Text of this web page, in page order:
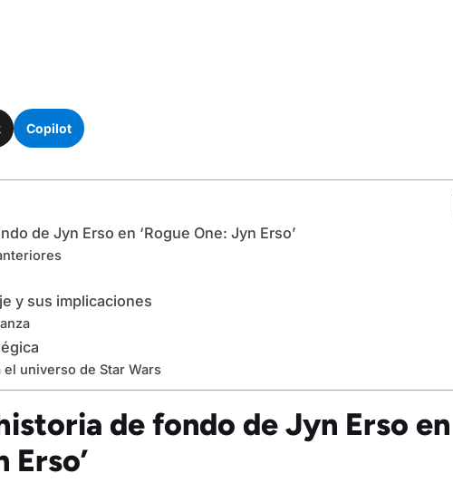
Copilot
de Jyn Erso en ‘Rogue One: Jyn Erso’
y sus implicaciones
universo de Star Wars
de fondo de Jyn Erso en
Erso’